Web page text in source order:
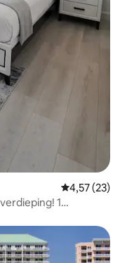
Gemiddelde
4,57 (23)
1